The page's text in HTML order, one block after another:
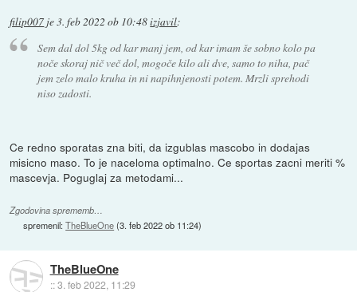
filip007 je3. feb 2022 ob 10:48izjavil:
Sem dal dol 5kg od kar manj jem, od kar imam še sobno kolo pa
noče skoraj nič več dol, mogoče kilo ali dve, samo to niha, pač
jem zelo malo kruha in ni napihnjenosti potem. Mrzli sprehodi
niso zadosti.
Ce redno sporatas zna biti, da izgublas mascobo in dodajas
misicno maso. To je naceloma optimalno. Ce sportas zacni meriti %
mascevja. Poguglaj za metodami...
Zgodovina sprememb…
spremenil:TheBlueOne(3. feb 2022 ob 11:24)
TheBlueOne
::3. feb 2022, 11:29